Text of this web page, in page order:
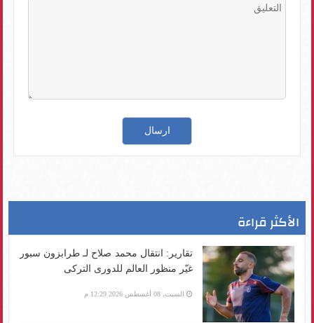
الأكثر قراءة
تقارير: انتقال محمد صلاح لـ طرابزون سبور
غيّر منظور العالم للدورى التركى
السبت، 08 أغسطس 2026 12:29 م